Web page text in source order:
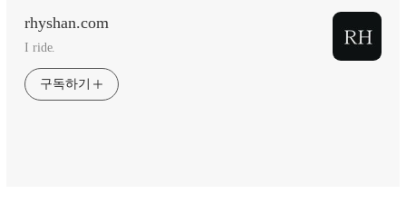
rhyshan.com
I ride.
구독하기